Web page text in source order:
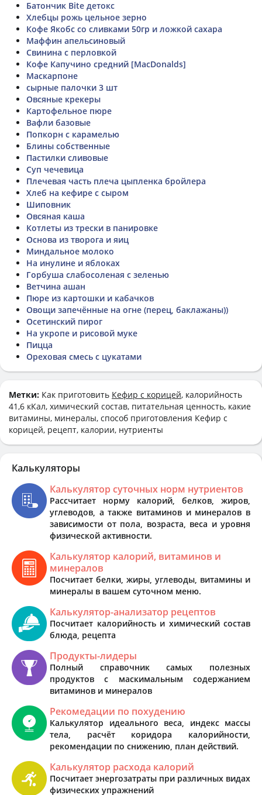
Батончик Bite детокс
Хлебцы рожь цельное зерно
Кофе Якобс со сливками 50гр и ложкой сахара
Маффин апельсиновый
Свинина с перловкой
Кофе Капучино средний [MacDonalds]
Маскарпоне
сырные палочки 3 шт
Овсяные крекеры
Картофельное пюре
Вафли базовые
Попкорн с карамелью
Блины собственные
Пастилки сливовые
Суп чечевица
Плечевая часть плеча цыпленка бройлера
Хлеб на кефире с сыром
Шиповник
Овсяная каша
Котлеты из трески в панировке
Основа из творога и яиц
Миндальное молоко
На инулине и яблоках
Горбуша слабосоленая с зеленью
Ветчина ашан
Пюре из картошки и кабачков
Овощи запечённые на огне (перец, баклажаны))
Осетинский пирог
На укропе и рисовой муке
Пицца
Ореховая смесь с цукатами
Метки: Как приготовить Кефир с корицей, калорийность
41,6 кКал, химический состав, питательная ценность, какие
витамины, минералы, способ приготовления Кефир с
корицей, рецепт, калории, нутриенты
Калькуляторы
Калькулятор суточных норм нутриентов
Рассчитает норму калорий, белков, жиров,
углеводов, а также витаминов и минералов в
зависимости от пола, возраста, веса и уровня
физической активности.
Калькулятор калорий, витаминов и
минералов
Посчитает белки, жиры, углеводы, витамины и
минералы в вашем суточном меню.
Калькулятор-анализатор рецептов
Посчитает калорийность и химический состав
блюда, рецепта
Продукты-лидеры
Полный справочник самых полезных
продуктов с маскимальным содержанием
витаминов и минералов
Рекомедации по похудению
Калькулятор идеального веса, индекс массы
тела, расчёт коридора калорийности,
рекомендации по снижению, план действий.
Калькулятор расхода калорий
Посчитает энергозатраты при различных видах
физических упражнений